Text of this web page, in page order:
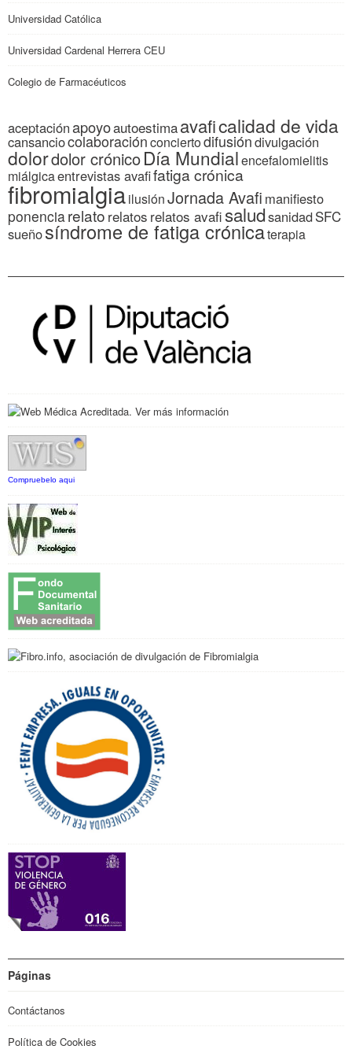
Universidad Católica
Universidad Cardenal Herrera CEU
Colegio de Farmacéuticos
aceptaciónapoyoautoestimaavaficalidad de vida
cansanciocolaboraciónconciertodifusióndivulgación
dolordolor crónicoDía Mundialencefalomielitis
miálgicaentrevistas avafifatiga crónica
fibromialgiailusiónJornada Avafi manifiesto
ponenciarelato relatos relatos avafisaludsanidadSFC
sueñosíndrome de fatiga crónicaterapia
Compruebelo aqui
Páginas
Contáctanos
Política de Cookies